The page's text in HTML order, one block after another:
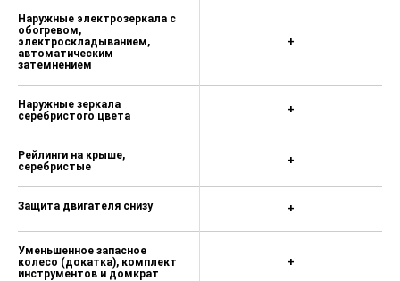
Спортивное трехспицевое
кожаное рулевое колесо с
управлением радио, телефоном и
DSG (без обогрева) 4 200 ₽
уступом для ног 5 200 ₽
Складной столик на спинках
передних сидений 5 000 ₽
Солнцезащитные механические
шторки для задних боковых
Подсветка пространства для ног
сзади 400 ₽
Наружные электрозеркала с
обогревом,
электроскладыванием,
автоматическим
затемнением
Наружные зеркала
серебристого цвета
Рейлинги на крыше,
серебристые
Защита двигателя снизу
Уменьшенное запасное
колесо (докатка), комплект
инструментов и домкрат
+
+
+
+
+